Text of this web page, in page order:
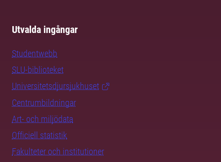
Utvalda ingångar
Studentwebb
SLU-biblioteket
Universitetsdjursjukhuset
Centrumbildningar
Art- och miljödata
Officiell statistik
Fakulteter och institutioner